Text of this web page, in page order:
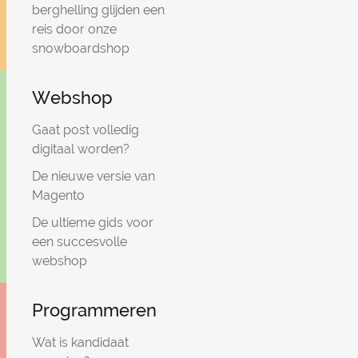
berghelling glijden een
reis door onze
snowboardshop
Webshop
Gaat post volledig
digitaal worden?
De nieuwe versie van
Magento
De ultieme gids voor
een succesvolle
webshop
Programmeren
Wat is kandidaat